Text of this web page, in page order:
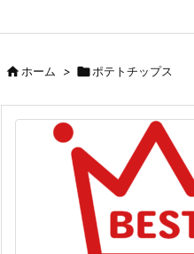
ホーム > ポテトチップス